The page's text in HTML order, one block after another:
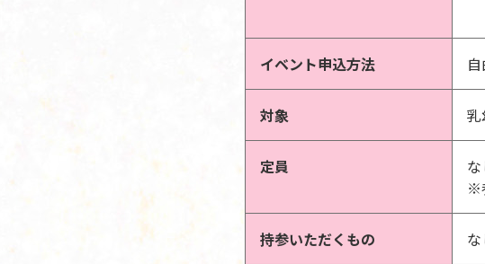
イベント申込方法
対象
定員
な
※
持参いただくもの な